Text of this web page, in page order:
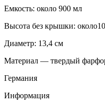
Емкость: около 900 мл
Высота без крышки:
Диаметр: 13,4 см
Материал — твердый
Германия
Информация